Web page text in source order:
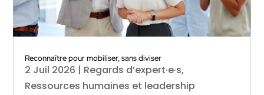
Reconnaître pour mobiliser, sans diviser
2 Juil 2026 | Regards d’expert·e·s,
Ressources humaines et leadership